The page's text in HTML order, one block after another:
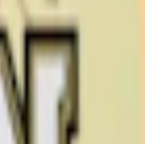
enligt receptet som följer med (det
prillor. Recept och instruktioner